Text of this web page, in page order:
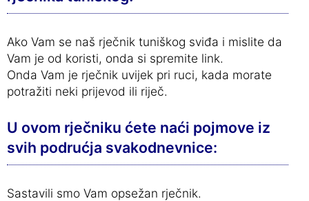
Ako Vam se naš rječnik tuniškog sviđa i mislite da
Vam je od koristi, onda si spremite link.
Onda Vam je rječnik uvijek pri ruci, kada morate
potražiti neki prijevod ili riječ.
U ovom rječniku ćete naći pojmove iz
svih podrućja svakodnevnice:
Sastavili smo Vam opsežan rječnik.